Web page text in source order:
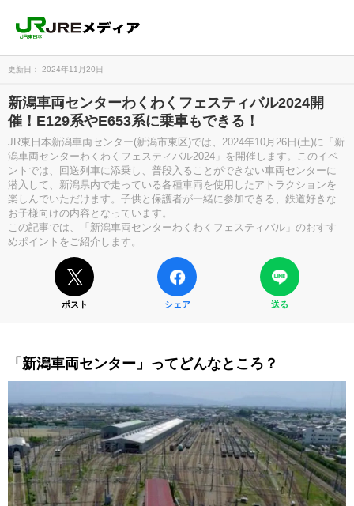
更新日： 2024年11月20日
新潟車両センターわくわくフェスティバル2024開
催！E129系やE653系に乗車もできる！
JR東日本新潟車両センター(新潟市東区)では、2024年10月26日(土)に「新
潟車両センターわくわくフェスティバル2024」を開催します。このイベ
ントでは、回送列車に添乗し、普段入ることができない車両センターに
潜入して、新潟県内で走っている各種車両を使用したアトラクションを
楽しんでいただけます。子供と保護者が一緒に参加できる、鉄道好きな
お子様向けの内容となっています。
この記事では、「新潟車両センターわくわくフェスティバル」のおすす
めポイントをご紹介します。
ポスト シェア 送る
「新潟車両センター」ってどんなところ？